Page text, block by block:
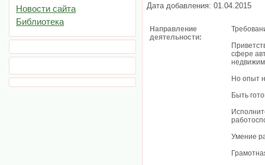
Новости сайта
Библиотека
Дата добавления: 01.04.2015
Направление
деятельности:
сфере
Но опыт
Быть
Умение